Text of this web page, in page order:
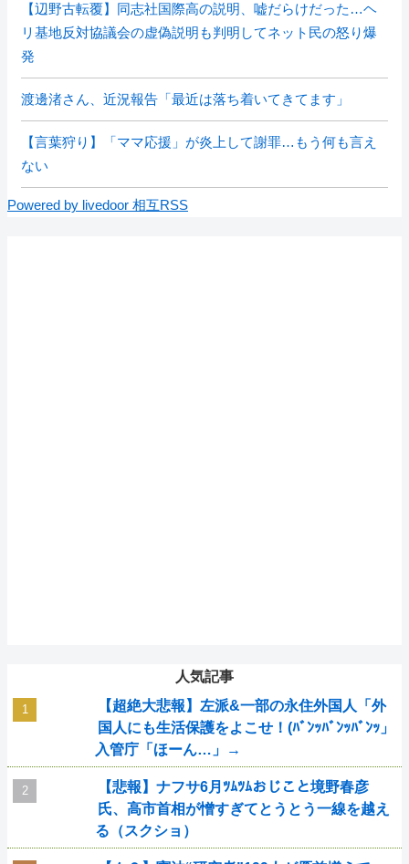
【辺野古転覆】同志社国際高の説明、嘘だらけだった…ヘ
リ基地反対協議会の虚偽説明も判明してネット民の怒り爆
発
渡邊渚さん、近況報告「最近は落ち着いてきてます」
【言葉狩り】「ママ応援」が炎上して謝罪…もう何も言え
ない
Powered by livedoor 相互RSS
人気記事
【超絶大悲報】左派&一部の永住外国人「外
国人にも生活保護をよこせ！(ﾊﾞﾝｯﾊﾞﾝｯﾊﾞﾝｯ」
入管庁「ほーん…」→
【悲報】ナフサ6月ﾂﾑﾂﾑおじこと境野春彦
氏、高市首相が憎すぎてとうとう一線を越え
る（スクショ）